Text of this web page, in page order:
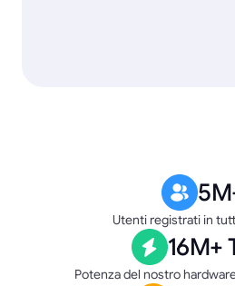
Utenti registrati in
16M+
Potenza del nostro